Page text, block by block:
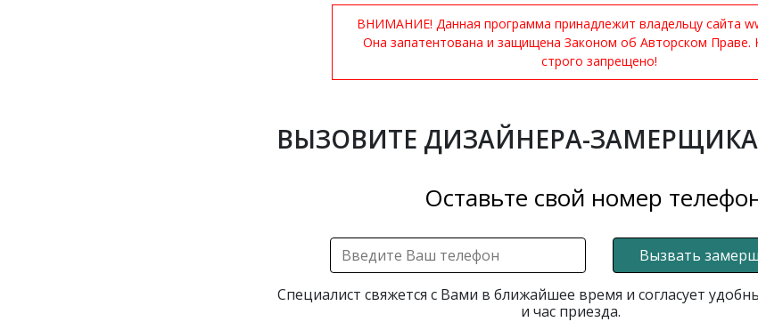
ВНИМАНИЕ! Данная программа принадлежит владельцу сайта
Она запатентована и защищена Законом об Авторском Праве.
строго запрещено!
ВЫЗОВИТЕ ДИЗАЙНЕРА-ЗАМЕРЩИКА
Оставьте свой номер
Вызвать
Специалист свяжется с Вами в ближайшее время и согласует
и час приезда.